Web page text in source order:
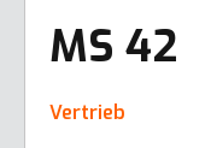
MS 42
Vertrieb